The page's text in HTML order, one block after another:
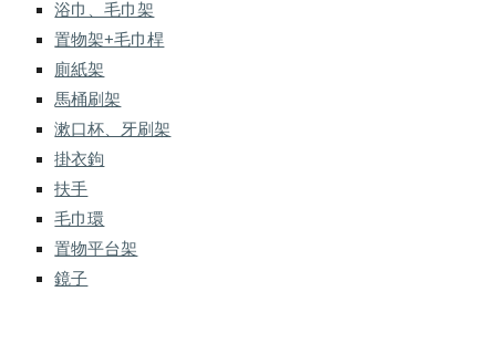
浴巾、毛巾架
置物架+毛巾桿
廁紙架
馬桶刷架
漱口杯、牙刷架
掛衣鉤
扶手
毛巾環
置物平台架
鏡子